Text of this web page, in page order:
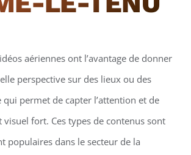
aériennes ont l’avantage de donner
perspective sur des lieux ou des
qui permet de capter l’attention et de
visuel fort. Ces types de contenus sont
populaires dans le secteur de la